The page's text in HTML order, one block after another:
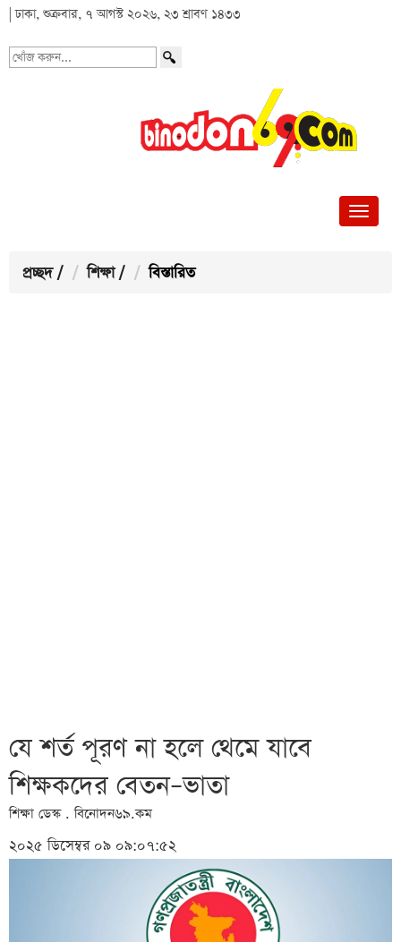
| ঢাকা, শুক্রবার, ৭ আগস্ট ২০২৬, ২৩ শ্রাবণ ১৪৩৩
খোঁজ
প্রচ্ছদ / শিক্ষা / বিস্তারিত
যে শর্ত পূরণ না হলে থেমে যাবে
শিক্ষকদের বেতন–ভাতা
শিক্ষা ডেস্ক . বিনোদন৬৯.কম
২০২৫ ডিসেম্বর ০৯ ০৯:০৭:৫২